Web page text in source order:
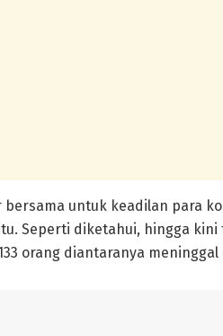
untuk keadilan para
Seperti diketahui, hingga
orang diantaranya meninggal